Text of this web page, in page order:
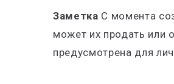
Заметка С момента
может их продать или
предусмотрена для